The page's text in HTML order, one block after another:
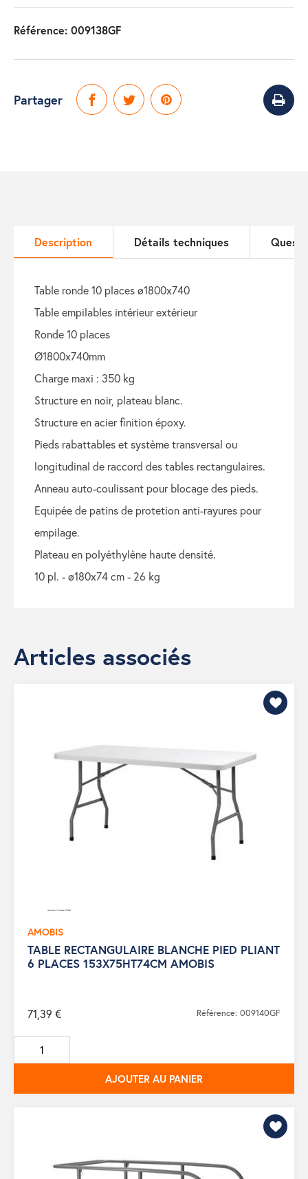
Référence: 009138GF
Partager
Description Détails techniques
table ronde 10 places ø1800x740
table empilables intérieur extérieur
ronde 10 places
ø1800x740mm
charge maxi : 350 kg
structure en noir, plateau blanc.
structure en acier finition époxy.
pieds rabattables et système transversal ou
longitudinal de raccord des tables rectangulaires.
anneau auto-coulissant pour blocage des pieds.
equipée de patins de protetion anti-rayures pour
empilage.
plateau en polyéthylène haute densité.
10 pl. - ø180x74 cm - 26 kg
Articles associés
AMOBIS
TABLE RECTANGULAIRE BLANCHE PIED PLIANT
6 PLACES 153X75HT74CM AMOBIS
71,39 € Référence: 009140GF
AJOUTER AU PANIER